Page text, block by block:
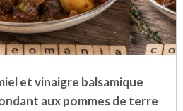
et vinaigre balsamique
aux pommes de terre